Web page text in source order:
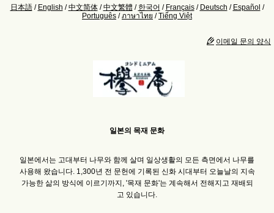
日本語/ English /中文简体/中文繁體 / 한국어 / Français/ Deutsch / Español /
Português /ภาษาไทย /Tiếng Việt
이메일 문의 양식
일본의 목재 문화
일본에서는 고대부터 나무와 함께 살며 일상생활의 모든 측면에서 나무를
사용해 왔습니다. 1,300년 전 문헌에 기록된 신화 시대부터 오늘날의 지속
가능한 삶의 방식에 이르기까지, '목재 문화'는 계속해서 전해지고 재배되
고 있습니다.